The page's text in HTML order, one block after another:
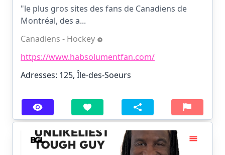
"le plus gros sites des fans de Canadiens de
Montréal, des a...
Canadiens - Hockey
https://www.habsolumentfan.com/
Adresses: 125, Île-des-Soeurs